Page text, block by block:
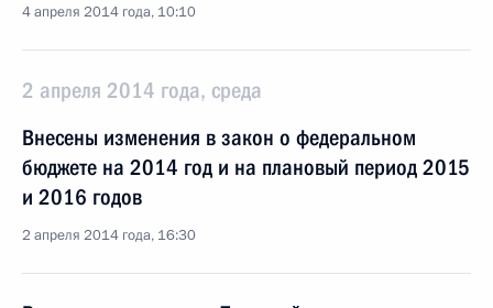
4 апреля 2014 года, 10:10
2 апреля 2014 года, среда
Внесены изменения в закон о федеральном
бюджете на 2014 год и на плановый период 2015
и 2016 годов
2 апреля 2014 года, 16:30